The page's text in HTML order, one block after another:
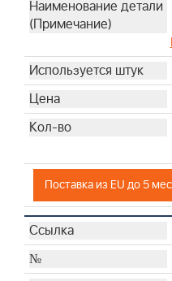
Поставка из EU до 5